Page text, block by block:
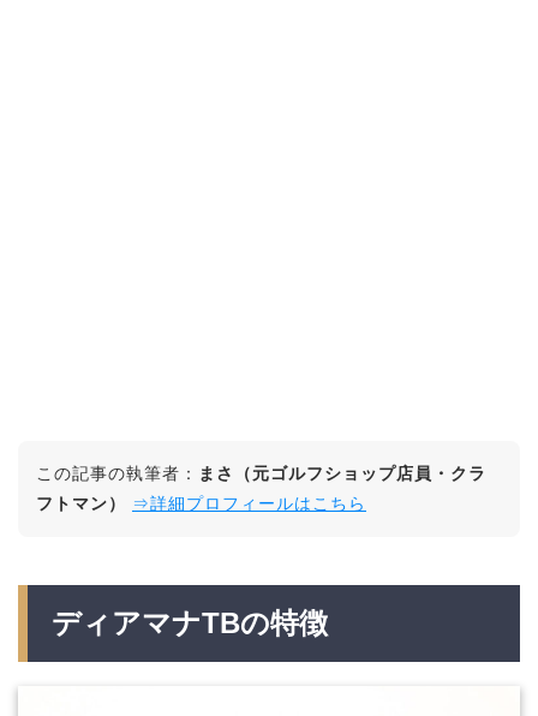
この記事の執筆者：
まさ（元ゴルフショップ店員・クラ
フトマン）
⇒詳細プロフィールはこちら
ディアマナTBの特徴